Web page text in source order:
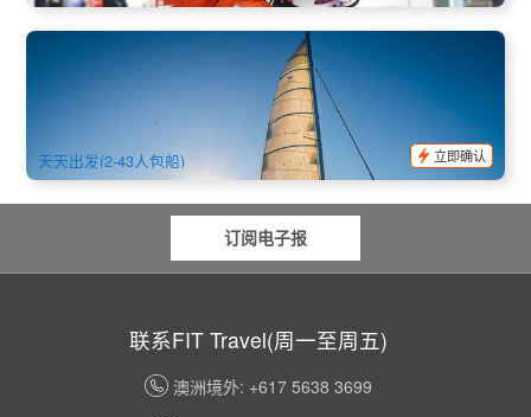
悉尼 | 奢华游艇/香槟帆船 包船海港游 (最少2人-最多至43人)
1,617.00
SYD04091
天天出发(2-43人包船)
立即确认
订阅电子报
联系FIT Travel(周一至周五)
澳洲境外: +617 5638 3699